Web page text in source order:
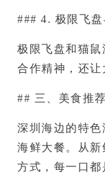
### 4. 极限飞
极限飞盘和猫鼠
合作精神，还让
## 三、美食推荐
深圳海边的特
海鲜大餐。从
方式，每一口都